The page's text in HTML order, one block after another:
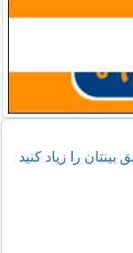
را زیاد کنید